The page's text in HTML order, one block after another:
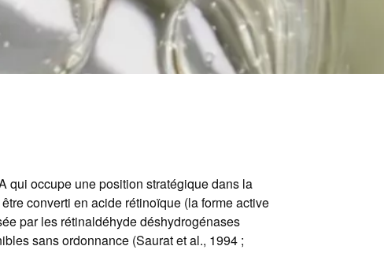
qui occupe une position stratégique dans la
converti en acide rétinoïque (la forme active
par les rétinaldéhyde déshydrogénases
sans ordonnance (Saurat et al., 1994 ;